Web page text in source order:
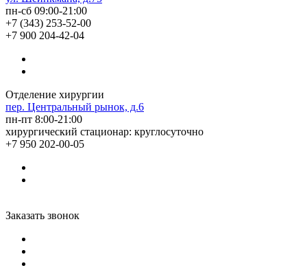
пн-сб 09:00-21:00
+7 (343) 253-52-00
+7 900 204-42-04
Отделение хирургии
пер. Центральный рынок, д.6
пн-пт 8:00-21:00
хирургический стационар: круглосуточно
+7 950 202-00-05
Заказать звонок